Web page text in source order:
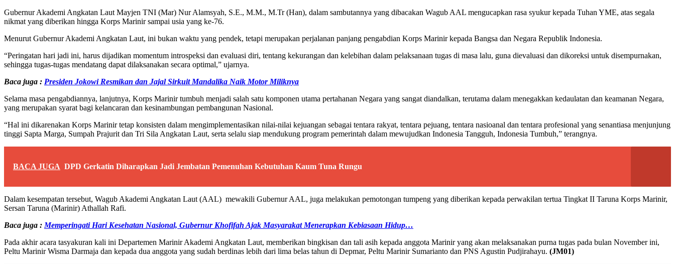
Gubernur Akademi Angkatan Laut Mayjen TNI (Mar) Nur Alamsyah, S.E., M.M., M.Tr (Han), dalam sambutannya yang dibacakan Wagub AAL mengucapkan rasa syukur kepada Tuhan YME, atas segala
nikmat yang diberikan hingga Korps Marinir sampai usia yang ke-76.
Menurut Gubernur Akademi Angkatan Laut, ini bukan waktu yang pendek, tetapi merupakan perjalanan panjang pengabdian Korps Marinir kepada Bangsa dan Negara Republik Indonesia.
“Peringatan hari jadi ini, harus dijadikan momentum introspeksi dan evaluasi diri, tentang kekurangan dan kelebihan dalam pelaksanaan tugas di masa lalu, guna dievaluasi dan dikoreksi untuk disempurnakan,
sehingga tugas-tugas mendatang dapat dilaksanakan secara optimal,” ujarnya.
Baca juga : Presiden Jokowi Resmikan dan Jajal Sirkuit Mandalika Naik Motor Miliknya
Selama masa pengabdiannya, lanjutnya, Korps Marinir tumbuh menjadi salah satu komponen utama pertahanan Negara yang sangat diandalkan, terutama dalam menegakkan kedaulatan dan keamanan Negara,
yang merupakan syarat bagi kelancaran dan kesinambungan pembangunan Nasional.
“Hal ini dikarenakan Korps Marinir tetap konsisten dalam mengimplementasikan nilai-nilai kejuangan sebagai tentara rakyat, tentara pejuang, tentara nasioanal dan tentara profesional yang senantiasa menjunjung
tinggi Sapta Marga, Sumpah Prajurit dan Tri Sila Angkatan Laut, serta selalu siap mendukung program pemerintah dalam mewujudkan Indonesia Tangguh, Indonesia Tumbuh,” terangnya.
BACA JUGA DPD Gerkatin Diharapkan Jadi Jembatan Pemenuhan Kebutuhan Kaum Tuna Rungu
Dalam kesempatan tersebut, Wagub Akademi Angkatan Laut (AAL) mewakili Gubernur AAL, juga melakukan pemotongan tumpeng yang diberikan kepada perwakilan tertua Tingkat II Taruna Korps Marinir,
Sersan Taruna (Marinir) Athallah Rafi.
Baca juga : Memperingati Hari Kesehatan Nasional, Gubernur Khofifah Ajak Masyarakat Menerapkan Kebiasaan Hidup…
Pada akhir acara tasyakuran kali ini Departemen Marinir Akademi Angkatan Laut, memberikan bingkisan dan tali asih kepada anggota Marinir yang akan melaksanakan purna tugas pada bulan November ini,
Peltu Marinir Wisma Darmaja dan kepada dua anggota yang sudah berdinas lebih dari lima belas tahun di Depmar, Peltu Marinir Sumarianto dan PNS Agustin Pudjirahayu. (JM01)